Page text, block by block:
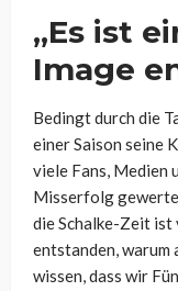
„Es ist
Image
Bedingt durch die
einer Saison seine
viele Fans, Medien
Misserfolg
die Schalke-Zeit ist
entstanden, warum
wissen, dass wir